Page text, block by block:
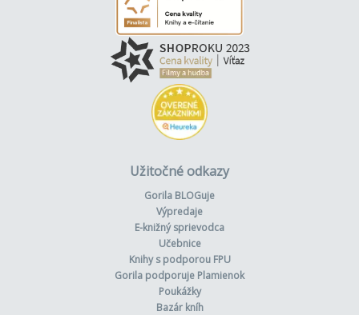
Užitočné odkazy
Gorila BLOGuje
Výpredaje
E-knižný sprievodca
Učebnice
Knihy s podporou FPU
Gorila podporuje Plamienok
Poukážky
Bazár kníh